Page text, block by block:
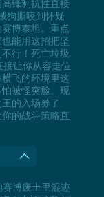
锋利抗性直接
狗撕咬到怀疑
博泰坦。重点
能用这招把坚
行！死亡垃圾
让你从容走位
飞的环境里这
被怪突脸。现
的入场券了
的战斗策略直
博废土里混迹